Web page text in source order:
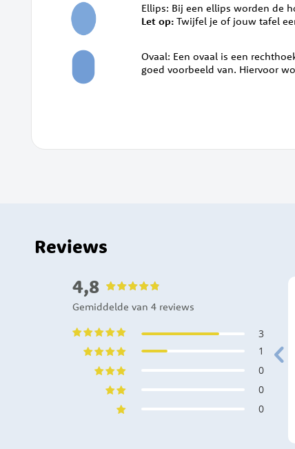
Ellips: Bij een ellips worden de
Let op: Twijfel je of jouw tafel
Ovaal: Een ovaal is een
goed voorbeeld van. Hiervoor
Reviews
4,8
Gemiddelde van 4 reviews
3
1
0
0
0
100%
Ramona
Ik ben zeer tevreden